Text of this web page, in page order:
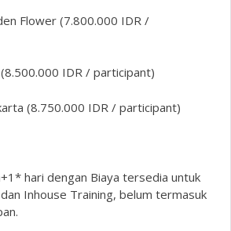
Flower (7.800.000 IDR /
IDR / participant)
(8.750.000 IDR / participant)
hari dengan Biaya tersedia untuk
Inhouse Training, belum termasuk